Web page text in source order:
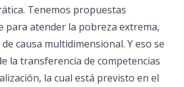
Tenemos propuestas
para atender la pobreza extrema,
causa multidimensional. Y eso se
la transferencia de competencias
la cual está previsto en el